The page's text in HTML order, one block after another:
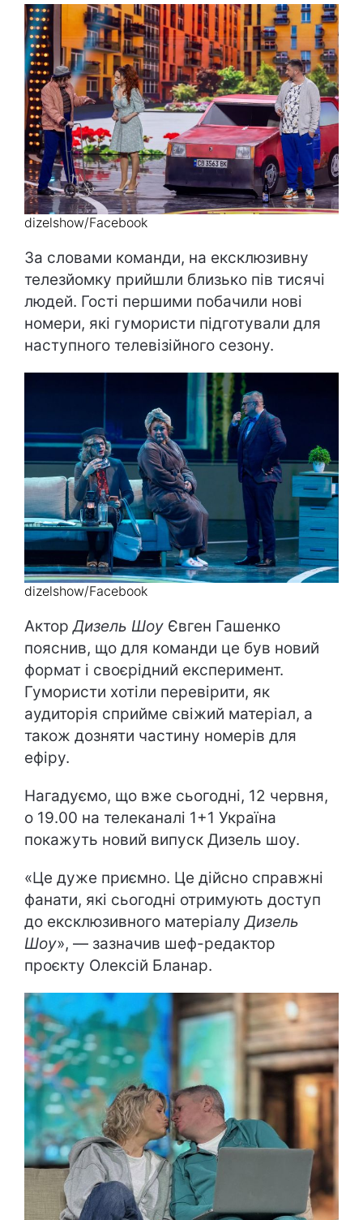
dizelshow/Facebook
За словами команди, на ексклюзивну
телезйомку прийшли близько пів тисячі
людей. Гості першими побачили нові
номери, які гумористи підготували для
наступного телевізійного сезону.
dizelshow/Facebook
АкторДизель Шоу Євген Гашенко
пояснив, що для команди це був новий
формат і своєрідний експеримент.
Гумористи хотіли перевірити, як
аудиторія сприйме свіжий матеріал, а
також дозняти частину номерів для
ефіру.
Нагадуємо, що вже сьогодні, 12 червня,
о 19.00 на телеканалі 1+1 Україна
покажуть новий випуск Дизель шоу.
«Це дуже приємно. Це дійсно справжні
фанати, які сьогодні отримують доступ
до ексклюзивного матеріалуДизель
Шоу», — зазначив шеф-редактор
проєкту Олексій Бланар.